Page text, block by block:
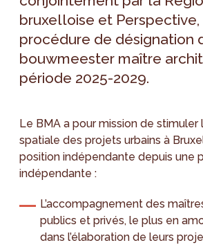
bruxelloise et
procédure de désignation
bouwmeester maître
période 2025-2029.
Le BMA a pour mission de stimuler
spatiale des projets urbains à
position indépendante depuis une
indépendante :
L’accompagnement des
publics et privés, le plus en
dans l’élaboration de leurs